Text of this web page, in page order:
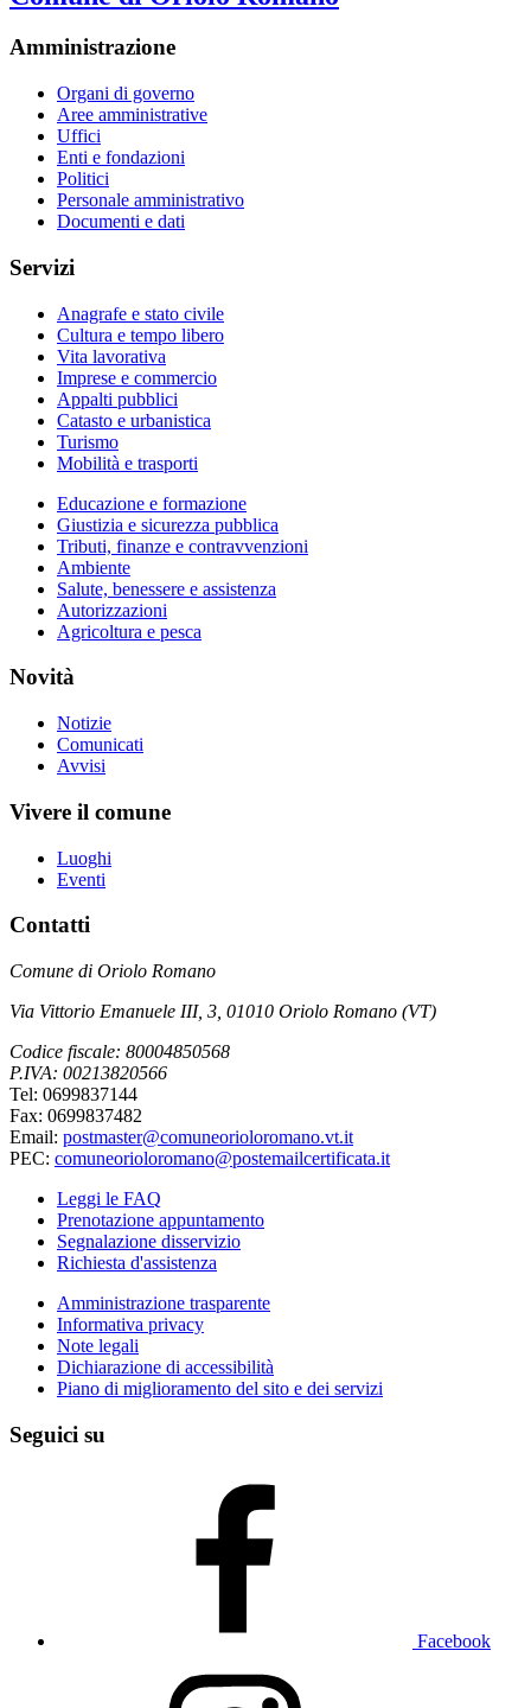
Amministrazione
Organi di governo
Aree amministrative
Uffici
Enti e fondazioni
Politici
Personale amministrativo
Documenti e dati
Servizi
Anagrafe e stato civile
Cultura e tempo libero
Vita lavorativa
Imprese e commercio
Appalti pubblici
Catasto e urbanistica
Turismo
Mobilità e trasporti
Educazione e formazione
Giustizia e sicurezza pubblica
Tributi, finanze e contravvenzioni
Ambiente
Salute, benessere e assistenza
Autorizzazioni
Agricoltura e pesca
Novità
Notizie
Comunicati
Avvisi
Vivere il comune
Luoghi
Eventi
Contatti
Comune di Oriolo Romano
Via Vittorio Emanuele III, 3, 01010 Oriolo Romano (VT)
Codice fiscale: 80004850568
P.IVA: 00213820566
Tel: 0699837144
Fax: 0699837482
Email: postmaster@comuneorioloromano.vt.it
PEC: comuneorioloromano@postemailcertificata.it
Leggi le FAQ
Prenotazione appuntamento
Segnalazione disservizio
Richiesta d'assistenza
Amministrazione trasparente
Informativa privacy
Note legali
Dichiarazione di accessibilità
Piano di miglioramento del sito e dei servizi
Seguici su
Facebook